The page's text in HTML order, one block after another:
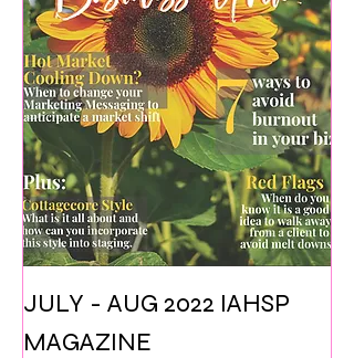
JULY - AUG 2022 IAHSP
MAGAZINE